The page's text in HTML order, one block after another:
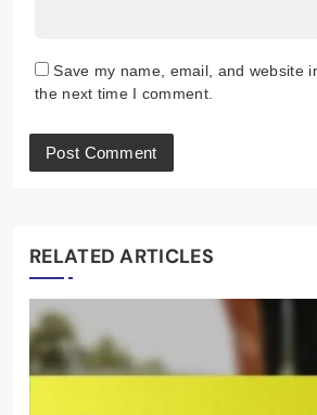
Save my name, email, and website
the next time I comment.
RELATED ARTICLES